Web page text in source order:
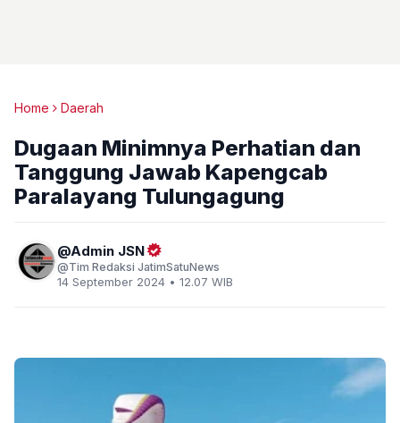
Home Daerah
Dugaan Minimnya Perhatian dan
Tanggung Jawab Kapengcab
Paralayang Tulungagung
Admin JSN
Tim Redaksi JatimSatuNews
14 September 2024 • 12.07 WIB